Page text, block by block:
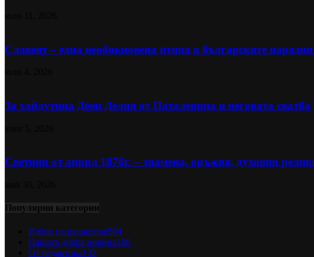
Славеят – една необикновена птица в българските
За хайдутина Деян Делия от Паталеница и неговата сватба
Светини от април 1876г. – знамена, оръжия, духовни
Популярни категории
Избор на редактора504
Нашата добра новина198
От редактора132